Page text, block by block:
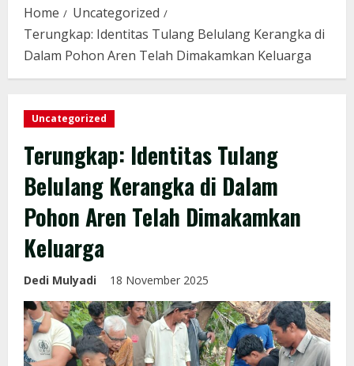
Home
Uncategorized
Terungkap: Identitas Tulang Belulang Kerangka di
Dalam Pohon Aren Telah Dimakamkan Keluarga
Uncategorized
Terungkap: Identitas Tulang
Belulang Kerangka di Dalam
Pohon Aren Telah Dimakamkan
Keluarga
Dedi Mulyadi 18 November 2025